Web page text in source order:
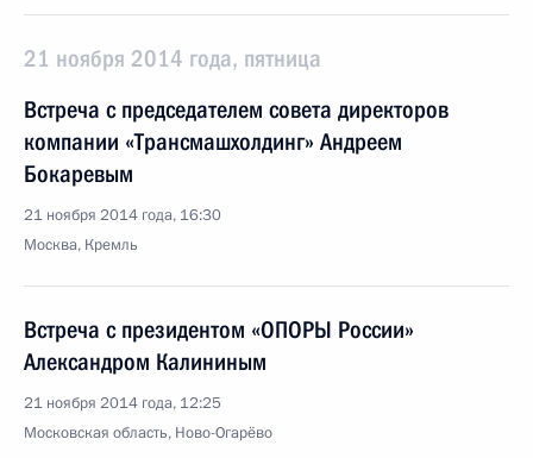
21 ноября 2014 года, пятница
Встреча с председателем совета директоров
компании «Трансмашхолдинг» Андреем
Бокаревым
21 ноября 2014 года, 16:30
Москва, Кремль
Встреча с президентом «ОПОРЫ России»
Александром Калининым
21 ноября 2014 года, 12:25
Московская область, Ново-Огарёво